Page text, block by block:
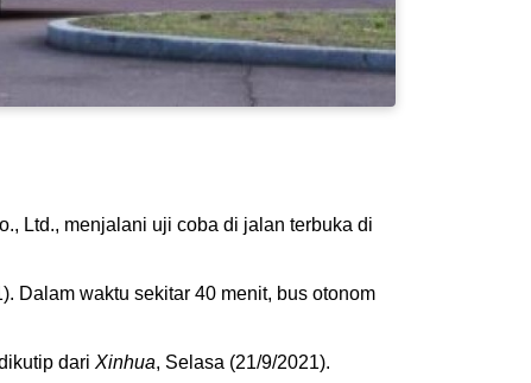
Ltd., menjalani uji coba di jalan terbuka di
Dalam waktu sekitar 40 menit, bus otonom
dari Xinhua, Selasa (21/9/2021).